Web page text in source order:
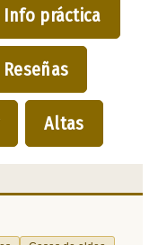
Info práctica
Reseñas
Altas